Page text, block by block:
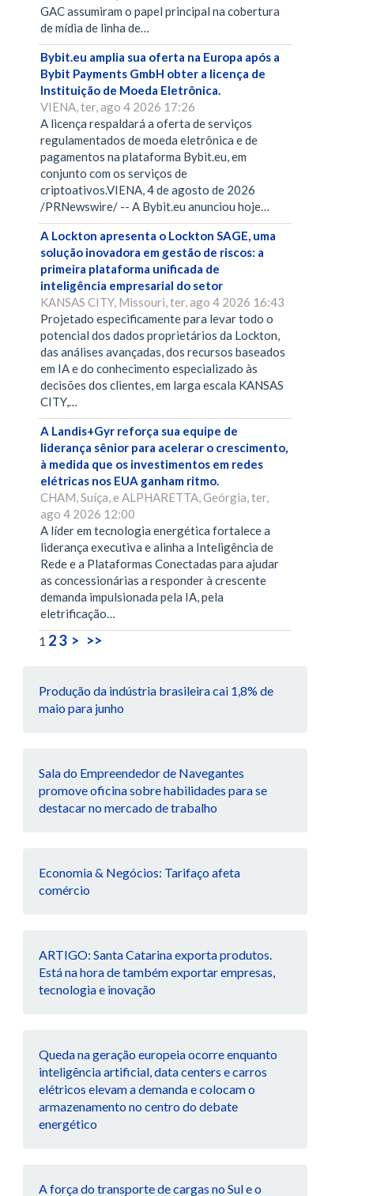
GAC assumiram o papel principal na cobertura
de mídia de linha de…
Bybit.eu amplia sua oferta na Europa após a
Bybit Payments GmbH obter a licença de
Instituição de Moeda Eletrônica.
VIENA, ter, ago 4 2026 17:26
A licença respaldará a oferta de serviços
regulamentados de moeda eletrônica e de
pagamentos na plataforma Bybit.eu, em
conjunto com os serviços de
criptoativos.VIENA, 4 de agosto de 2026
/PRNewswire/ -- A Bybit.eu anunciou hoje…
A Lockton apresenta o Lockton SAGE, uma
solução inovadora em gestão de riscos: a
primeira plataforma unificada de
inteligência empresarial do setor
KANSAS CITY, Missouri, ter, ago 4 2026 16:43
Projetado especificamente para levar todo o
potencial dos dados proprietários da Lockton,
das análises avançadas, dos recursos baseados
em IA e do conhecimento especializado às
decisões dos clientes, em larga escala KANSAS
CITY,…
A Landis+Gyr reforça sua equipe de
liderança sênior para acelerar o crescimento,
à medida que os investimentos em redes
elétricas nos EUA ganham ritmo.
CHAM, Suíça, e ALPHARETTA, Geórgia, ter,
ago 4 2026 12:00
A líder em tecnologia energética fortalece a
liderança executiva e alinha a Inteligência de
Rede e a Plataformas Conectadas para ajudar
as concessionárias a responder à crescente
demanda impulsionada pela IA, pela
eletrificação…
1 23 > >>
Produção da indústria brasileira cai 1,8% de
maio para junho
Sala do Empreendedor de Navegantes
promove oficina sobre habilidades para se
destacar no mercado de trabalho
Economia & Negócios: Tarifaço afeta
comércio
ARTIGO: Santa Catarina exporta produtos.
Está na hora de também exportar empresas,
tecnologia e inovação
Queda na geração europeia ocorre enquanto
inteligência artificial, data centers e carros
elétricos elevam a demanda e colocam o
armazenamento no centro do debate
energético
A força do transporte de cargas no Sul e o